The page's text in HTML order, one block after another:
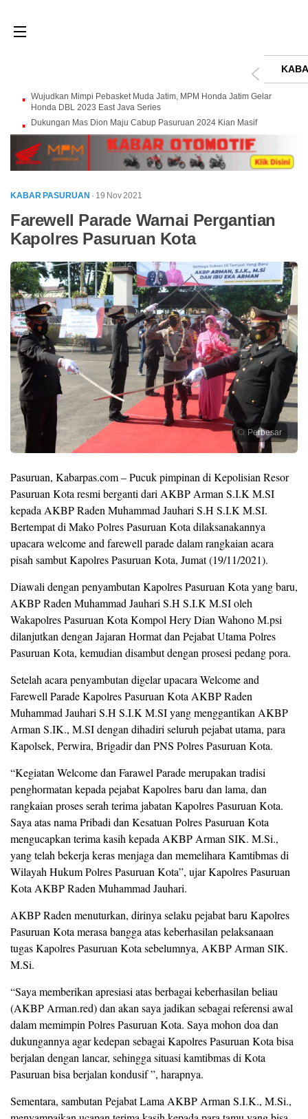
Wujudkan Mimpi Pebasket Muda Jatim, MPM Honda Jatim Gelar
Honda DBL 2023 East Java Series
Dukungan Mas Dion Maju Cabup Pasuruan 2024 Kian Masif
KABAR PASURUAN · 19 Nov 2021
Farewell Parade Warnai Pergantian
Kapolres Pasuruan Kota
Perbesar
Pasuruan, Kabarpas.com – Pucuk pimpinan di Kepolisian Resor
Pasuruan Kota resmi berganti dari AKBP Arman S.I.K M.SI
kepada AKBP Raden Muhammad Jauhari S.H S.I.K M.SI.
Bertempat di Mako Polres Pasuruan Kota dilaksanakannya
upacara welcome and farewell parade dalam rangkaian acara
pisah sambut Kapolres Pasuruan Kota, Jumat (19/11/2021).
Diawali dengan penyambutan Kapolres Pasuruan Kota yang baru,
AKBP Raden Muhammad Jauhari S.H S.I.K M.SI oleh
Wakapolres Pasuruan Kota Kompol Hery Dian Wahono M.psi
dilanjutkan dengan Jajaran Hormat dan Pejabat Utama Polres
Pasuruan Kota, kemudian disambut dengan prosesi pedang pora.
Setelah acara penyambutan digelar upacara Welcome and
Farewell Parade Kapolres Pasuruan Kota AKBP Raden
Muhammad Jauhari S.H S.I.K M.SI yang menggantikan AKBP
Arman S.IK., M.SI dengan dihadiri seluruh pejabat utama, para
Kapolsek, Perwira, Brigadir dan PNS Polres Pasuruan Kota.
“Kegiatan Welcome dan Farawel Parade merupakan tradisi
penghormatan kepada pejabat Kapolres baru dan lama, dan
rangkaian proses serah terima jabatan Kapolres Pasuruan Kota.
Saya atas nama Pribadi dan Kesatuan Polres Pasuruan Kota
mengucapkan terima kasih kepada AKBP Arman SIK. M.Si.,
yang telah bekerja keras menjaga dan memelihara Kamtibmas di
Wilayah Hukum Polres Pasuruan Kota”, ujar Kapolres Pasuruan
Kota AKBP Raden Muhammad Jauhari.
AKBP Raden menuturkan, dirinya selaku pejabat baru Kapolres
Pasuruan Kota merasa bangga atas keberhasilan pelaksanaan
tugas Kapolres Pasuruan Kota sebelumnya, AKBP Arman SIK.
M.Si.
“Saya memberikan apresiasi atas berbagai keberhasilan beliau
(AKBP Arman.red) dan akan saya jadikan sebagai referensi awal
dalam memimpin Polres Pasuruan Kota. Saya mohon doa dan
dukungannya agar kedepan sebagai Kapolres Pasuruan Kota bisa
berjalan dengan lancar, sehingga situasi kamtibmas di Kota
Pasuruan bisa berjalan kondusif ”, harapnya.
Sementara, sambutan Pejabat Lama AKBP Arman S.I.K., M.Si.,